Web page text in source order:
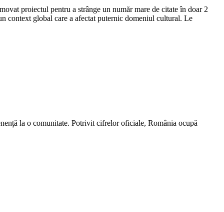
proiectul pentru a strânge un număr mare de citate în doar 2
context global care a afectat puternic domeniul cultural. Le
la o comunitate. Potrivit cifrelor oficiale, România ocupă